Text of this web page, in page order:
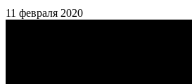
11 февраля 2020